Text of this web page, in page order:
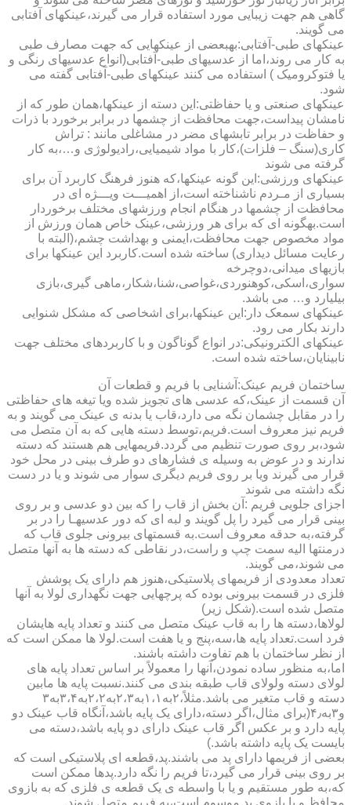
گاهی هم جهت زیبایی مورد استفاده قرار می گیرند،عینکهای آفتابی
می گویند.
عینکهای طبی-آفتابی:به­بعضی از عینکهایی که جهت مصارف طبی
به کار می روند،اما از عدسیهای طبی-آفتابی(انواع عدسیهای رنگی و
یا فتوکرومیک ) استفاده می کنند عینکهای طبی-آفتابی گفته می
شود.
عینکهای صنعتی و یا حفاظتی:این دسته از عینکها،همان طور که از
نامشان پیداست،جهت محافظت از چشمها در برابر برخورد با ذرات
و حفاظت در برابر تابشهای مضر در مشاغلی مانند : تراش
کاری(سنگ – فلزات)،کار با مواد شیمیایی،رادیولوژی و…،به کار
گرفته می شوند
عینکهای ورزشی:این گونه عینکها،که هنوز فرهنگ کاربرد آن برای
بسیاری از مـردم ناشناخته است،از اهمیـــت ویـــژه ای در
محافظت از چشمها در هنگام انجام ورزشهای مختلف برخوردار
است.به­گونه ای که برای هر ورزشی،عینک خاص همان ورزش از
مواد مخصوص جهت محافظت،ایمنی و بهداشت چشم،(البته با
رعایت مسائل دیداری) ساخته شده است.کاربرد این عینکها برای
بازیهای میدانی،دوچرخه
سواری،اسکی،کوهنوردی،غواصی،شنا،شکار،ماهی گیری،بازی
بیلیارد و… می باشد.
عینکهای سمعک دار:این عینکها،برای اشخاصی که مشکل شنوایی
دارند بکار می رود.
عینکهای الکترونیکی:در انواع گوناگون و با کاربردهای مختلف جهت
نابینایان،ساخته شده است.
ساختمان فریم عینک:آشنایی با فریم و قطعات آن
آن قسمت از عینک،که عدسی های تجویز شده ویا تیغه های حفاظتی
را در مقابل چشمان نگه می دارد،قاب یا بدنه ی عینک می گویند و به
فریم نیز معروف است.فریم،توسط دسته هایی که به آن متصل می
شود،بر روی صورت تنظیم می گردد.فریمهایی هم هستند که دسته
ندارند و در عوض به وسیله ی فشارهای دو طرف بینی در محل خود
قرار می گیرند ویا بر روی فریم دیگری سوار می شوند و یا در دست
نگه داشته می شوند
اجزای جلویی فریم :آن بخش از قاب را که بین دو عدسی و بر روی
بینی قرار می گیرد را پل گویند و لبه ای که دور عدسیهـا را در بر
گرفته،به حدقه معروف است.به قسمتهای بیرونی جلوی قاب که
درمنتها الیه سمت چپ و راست،در نقاطی که دسته ها به آنها متصل
می شوند،می گویند.
تعداد معدودی از فریمهای پلاستیکی،هنوز هم دارای یک پوشش
فلزی در قسمت بیرونی بوده که پرچهایی جهت نگهداری لولا به آنها
متصل شده است.(شکل زیر)
لولاها،دسته ها را به قاب عینک متصل می کنند و تعداد پایه هایشان
فرد است.تعداد پایه ها،سه،پنج و یا هفت است.لولا ها ممکن است که
از نظر ساختمان با هم تفاوت داشته باشند.
اما،به منظور ساده نمودن،آنها را معمولاً بر اساس تعداد پایه های
لولای دسته ولولای قاب طبقه بندی می کنند.نسبت پایه ها مابین
دسته و قاب متغیر می باشد.مثلاً،۲به۱،۱به۲،۳به۲،۲به۳،۴به۳
و۳به۴٫(برای مثال،اگر دسته،دارای یک پایه باشد،آنگاه قاب عینک دو
پایه دارد و بر عکس اگر قاب عینک دارای دو پایه باشد،دسته می
بایست یک پایه داشته باشد.)
بعضی از فریمها دارای پد می باشند.پد،قطعه ای پلاستیکی است که
بر روی بینی قرار می گیرد،تا فریم را نگه دارد.پدها ممکن است
که،به طور مستقیم و یا با واسطه ی یک قطعه ی فلزی که به بازوی